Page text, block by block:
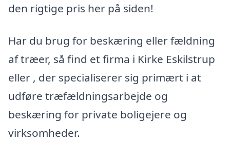
den rigtige pris her på siden!
Har du brug for beskæring eller fældning
af træer, så find et firma i Kirke Eskilstrup
eller , der specialiserer sig primært i at
udføre træfældningsarbejde og
beskæring for private boligejere og
virksomheder.